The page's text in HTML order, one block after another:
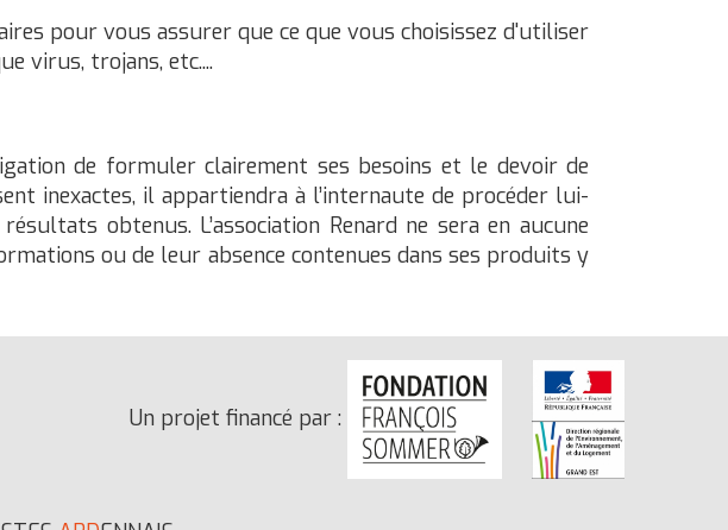
pour vous assurer que ce que vous choisissez d'utiliser
virus, trojans, etc....
de formuler clairement ses besoins et le devoir de
inexactes, il appartiendra à l’internaute de procéder lui-
obtenus. L’association Renard ne sera en aucune
ou de leur absence contenues dans ses produits y
Un projet financé par :